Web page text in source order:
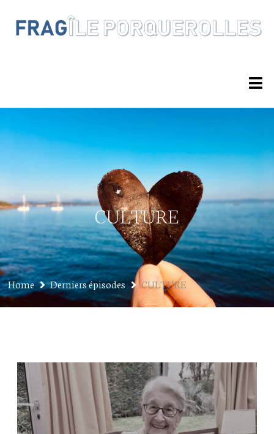
CULTURE
Home Derniers épisodes CULTURE